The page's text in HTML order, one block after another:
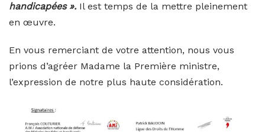
handicapées ». Il est temps de la mettre pleinement
en œuvre.
En vous remerciant de votre attention, nous vous
prions d’agréer Madame la Première ministre,
l’expression de notre plus haute considération.